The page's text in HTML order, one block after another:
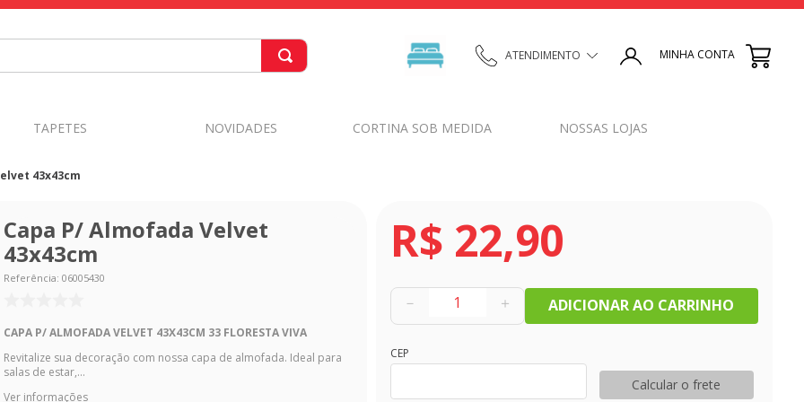
ATENDIMENTO MINHA CONTA
TAPETES NOVIDADES CORTINA SOB MEDIDA NOSSAS LOJAS
43x43cm
Capa P/ Almofada Velvet
43x43cm
Referência: 06005430
CAPA P/ ALMOFADA VELVET 43X43CM 33 FLORESTA VIVA
Revitalize sua decoração com nossa capa de almofada. Ideal para
salas de estar,...
Ver informações
R$ 22,90
＋
－ ADICIONAR AO CARRINHO
CEP
Calcular o frete